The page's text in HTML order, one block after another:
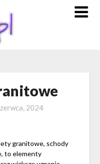
2024
granitowe, schody
to elementy